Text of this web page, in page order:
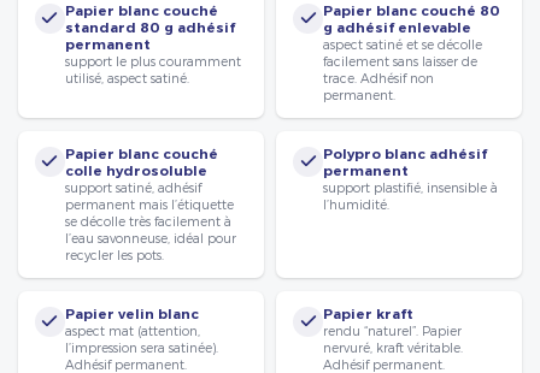
Papier blanc couché
standard 80 g adhésif
permanent
support le plus couramment
utilisé, aspect satiné.
Papier blanc couché 80
g adhésif enlevable
aspect satiné et se décolle
facilement sans laisser de
trace. Adhésif non
permanent.
Papier blanc couché
colle hydrosoluble
support satiné, adhésif
permanent mais l’étiquette
se décolle très facilement à
l’eau savonneuse, idéal pour
recycler les pots.
Polypro blanc adhésif
permanent
support plastifié, insensible à
l’humidité.
Papier velin blanc
aspect mat (attention,
l’impression sera satinée).
Adhésif permanent.
Papier kraft
rendu “naturel”. Papier
nervuré, kraft véritable.
Adhésif permanent.